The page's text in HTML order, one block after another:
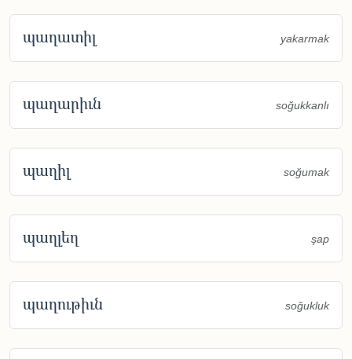
պաղատիլ yakarmak
պաղարիւն soğukkanlı
պաղիլ soğumak
պաղլեղ şap
պաղութիւն soğukluk